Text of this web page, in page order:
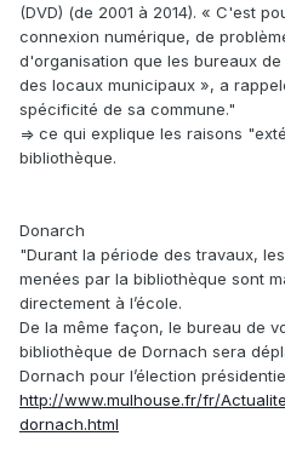
(DVD) (de 2001 à 2014). « C'est
connexion numérique, de
d'organisation que les bureaux
des locaux municipaux », a
spécificité de sa commune."
=> ce qui explique les raisons
bibliothèque.
Donarch
"Durant la période des travaux,
menées par la bibliothèque sont
directement à l’école.
De la même façon, le bureau de
bibliothèque de Dornach sera
Dornach pour l’élection
http://www.mulhouse.fr/fr/
dornach.html